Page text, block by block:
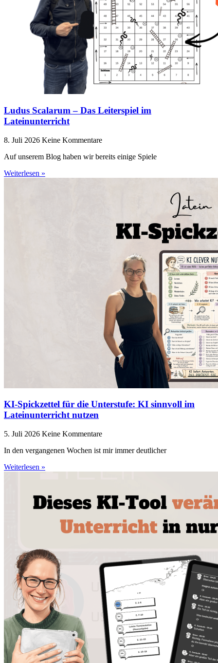
Ludus Scalarum – Das Leiterspiel im
Lateinunterricht
8. Juli 2026 Keine Kommentare
Auf unserem Blog haben wir bereits einige Spiele
Weiterlesen »
KI-Spickzettel für die Unterstufe: KI sinnvoll im
Lateinunterricht nutzen
5. Juli 2026 Keine Kommentare
In den vergangenen Wochen ist mir immer deutlicher
Weiterlesen »